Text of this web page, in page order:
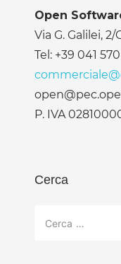
Open
Via G. Galilei,
Tel: +39 041
P. IVA
Cerca